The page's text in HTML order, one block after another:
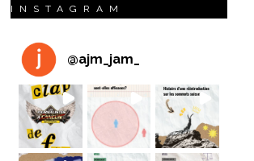
INSTAGRAM
@ajm_jam_